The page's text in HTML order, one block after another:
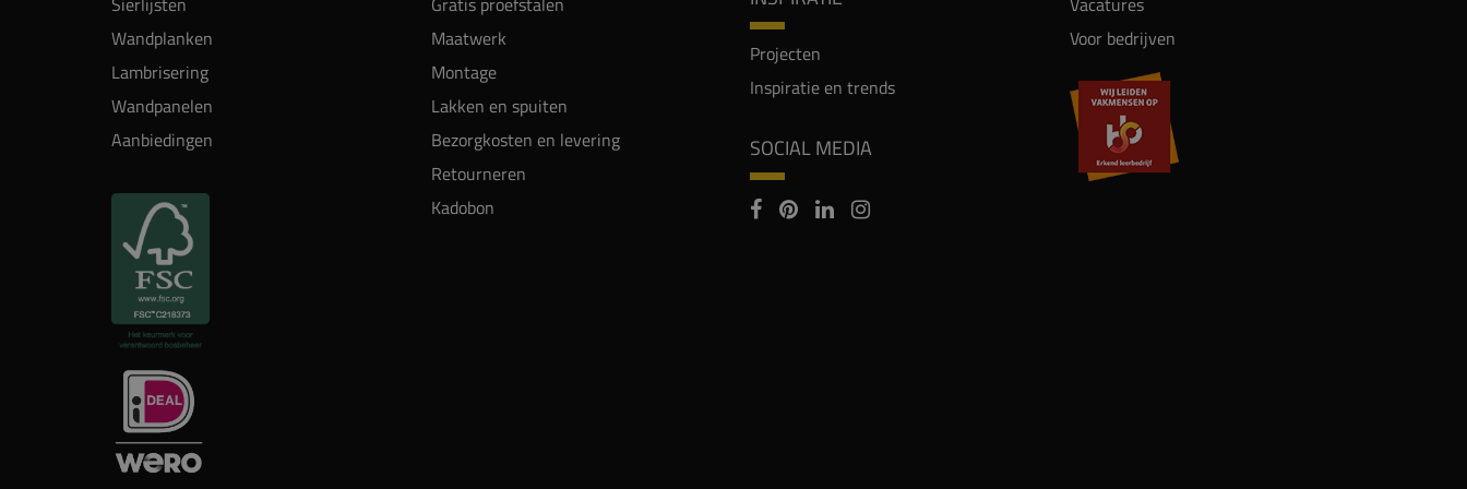
Wandplanken
Lambrisering
Wandpanelen
Aanbiedingen
Maatwerk
Montage
Lakken en spuiten
Bezorgkosten en levering
Retourneren
Kadobon
Projecten
Inspiratie en trends
SOCIAL MEDIA
Voor bedrijven